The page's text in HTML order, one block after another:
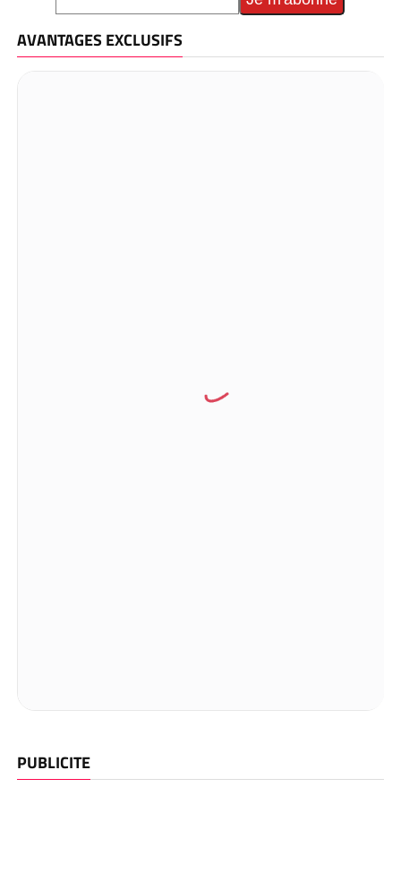
AVANTAGES EXCLUSIFS
PUBLICITE